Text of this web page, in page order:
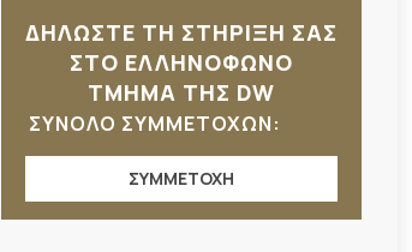
ΔΗΛΩΣΤΕ ΤΗ ΣΤΗΡΙΞΗ ΣΑΣ
ΣΤΟ ΕΛΛΗΝΟΦΩΝΟ
ΤΜΗΜΑ ΤΗΣ DW
ΣΥΝΟΛΟ ΣΥΜΜΕΤΟΧΩΝ:
ΣΥΜΜΕΤΟΧΗ